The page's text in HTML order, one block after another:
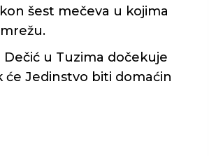
šest mečeva u kojima
Dečić u Tuzima dočekuje
će Jedinstvo biti domaćin